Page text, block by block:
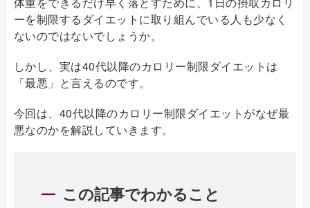
ーを制限するダイエットに取り組んでいる人も少なく
ないのではないでしょうか。
しかし、実は40代以降のカロリー制限ダイエットは
「最悪」と言えるのです。
今回は、40代以降のカロリー制限ダイエットがなぜ最
悪なのかを解説していきます。
この記事でわかること